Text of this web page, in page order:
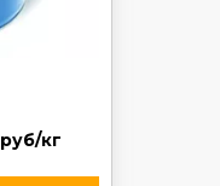
руб/кг